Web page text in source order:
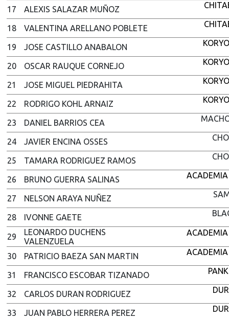
17 ALEXIS SALAZAR MUÑOZ
18 VALENTINA ARELLANO POBLETE
19 JOSE CASTILLO ANABALON
20 OSCAR RAUQUE CORNEJO
21 JOSE MIGUEL PIEDRAHITA
22 RODRIGO KOHL ARNAIZ
23 DANIEL BARRIOS CEA
24 JAVIER ENCINA OSSES
25 TAMARA RODRIGUEZ RAMOS
26 BRUNO GUERRA SALINAS
27 NELSON ARAYA NUÑEZ
28 IVONNE GAETE
29
LEONARDO DUCHENS
VALENZUELA
30 PATRICIO BAEZA SAN MARTIN
31 FRANCISCO ESCOBAR TIZANADO
32 CARLOS DURAN RODRIGUEZ
33 JUAN PABLO HERRERA PEREZ